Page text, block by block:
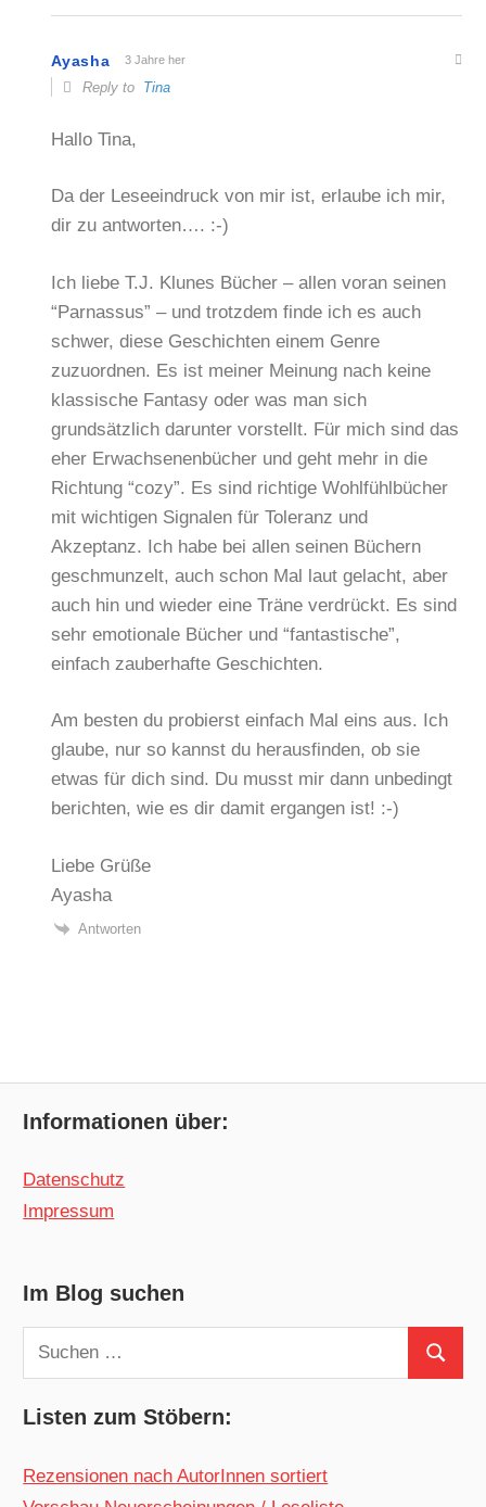
Ayasha 3 Jahre her
Reply to Tina
Hallo Tina,
Da der Leseeindruck von mir ist, erlaube ich mir,
dir zu antworten…. :-)
Ich liebe T.J. Klunes Bücher – allen voran seinen
“Parnassus” – und trotzdem finde ich es auch
schwer, diese Geschichten einem Genre
zuzuordnen. Es ist meiner Meinung nach keine
klassische Fantasy oder was man sich
grundsätzlich darunter vorstellt. Für mich sind das
eher Erwachsenenbücher und geht mehr in die
Richtung “cozy”. Es sind richtige Wohlfühlbücher
mit wichtigen Signalen für Toleranz und
Akzeptanz. Ich habe bei allen seinen Büchern
geschmunzelt, auch schon Mal laut gelacht, aber
auch hin und wieder eine Träne verdrückt. Es sind
sehr emotionale Bücher und “fantastische”,
einfach zauberhafte Geschichten.
Am besten du probierst einfach Mal eins aus. Ich
glaube, nur so kannst du herausfinden, ob sie
etwas für dich sind. Du musst mir dann unbedingt
berichten, wie es dir damit ergangen ist! :-)
Liebe Grüße
Ayasha
Antworten
Informationen über:
Datenschutz
Impressum
Im Blog suchen
Suchen
nach:
Suchen
Listen zum Stöbern:
Rezensionen nach AutorInnen sortiert